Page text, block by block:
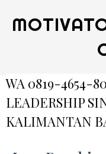
WA 0819-4654-
LEADERSHIP
KALIMANTAN